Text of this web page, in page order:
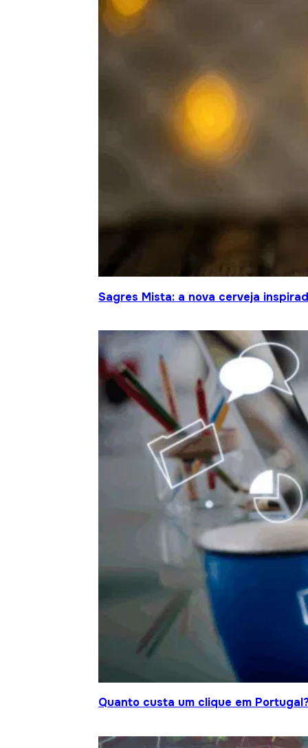
Sagres Mista: a nova cerveja
Quanto custa um clique em